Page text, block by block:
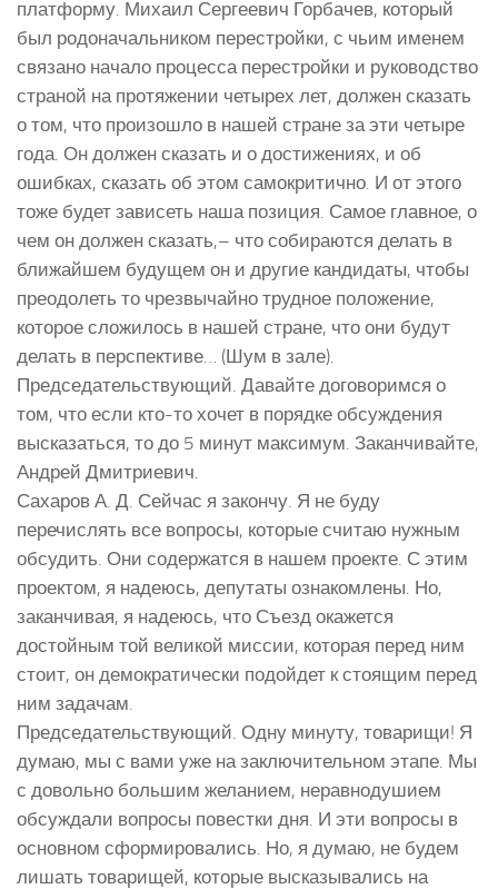
платформу. Михаил Сергеевич Горбачев, который
был родоначальником перестройки, с чьим именем
связано начало процесса перестройки и руководство
страной на протяжении четырех лет, должен сказать
о том, что произошло в нашей стране за эти четыре
года. Он должен сказать и о достижениях, и об
ошибках, сказать об этом самокритично. И от этого
тоже будет зависеть наша позиция. Самое главное, о
чем он должен сказать,– что собираются делать в
ближайшем будущем он и другие кандидаты, чтобы
преодолеть то чрезвычайно трудное положение,
которое сложилось в нашей стране, что они будут
делать в перспективе… (Шум в зале).
Председательствующий. Давайте договоримся о
том, что если кто-то хочет в порядке обсуждения
высказаться, то до 5 минут максимум. Заканчивайте,
Андрей Дмитриевич.
Сахаров А. Д. Сейчас я закончу. Я не буду
перечислять все вопросы, которые считаю нужным
обсудить. Они содержатся в нашем проекте. С этим
проектом, я надеюсь, депутаты ознакомлены. Но,
заканчивая, я надеюсь, что Съезд окажется
достойным той великой миссии, которая перед ним
стоит, он демократически подойдет к стоящим перед
ним задачам.
Председательствующий. Одну минуту, товарищи! Я
думаю, мы с вами уже на заключительном этапе. Мы
с довольно большим желанием, неравнодушием
обсуждали вопросы повестки дня. И эти вопросы в
основном сформировались. Но, я думаю, не будем
лишать товарищей, которые высказывались на